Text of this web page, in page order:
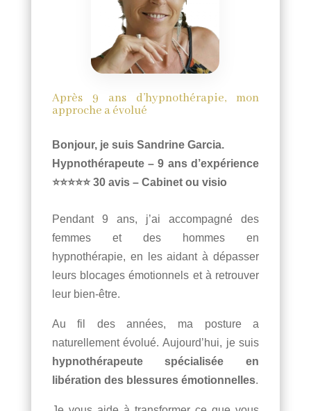
Après 9 ans d’hypnothérapie, mon
approche a évolué
Bonjour, je suis Sandrine Garcia.
Hypnothérapeute – 9 ans d’expérience
⭐⭐⭐⭐⭐ 30 avis – Cabinet ou visio
Pendant 9 ans, j’ai accompagné des
femmes et des hommes en
hypnothérapie, en les aidant à dépasser
leurs blocages émotionnels et à retrouver
leur bien-être.
Au fil des années, ma posture a
naturellement évolué. Aujourd’hui, je suis
hypnothérapeute spécialisée en
libération des blessures émotionnelles.